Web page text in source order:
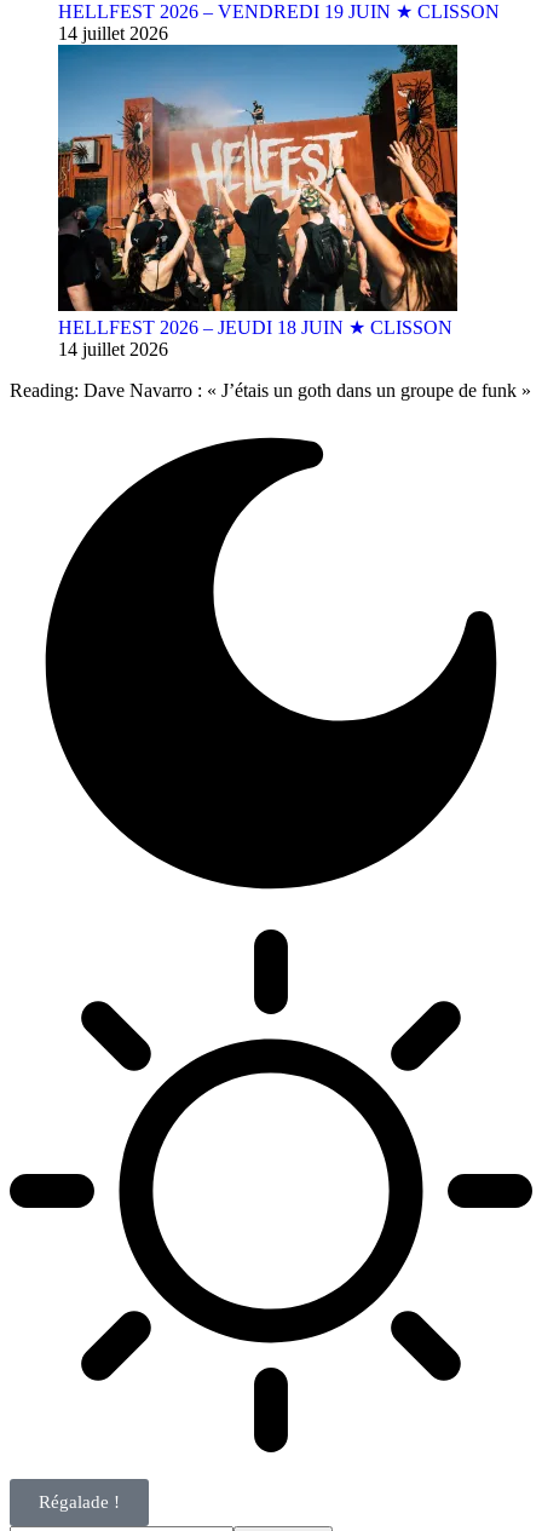
HELLFEST 2026 – VENDREDI 19 JUIN ★ CLISSON
14 juillet 2026
HELLFEST 2026 – JEUDI 18 JUIN ★ CLISSON
14 juillet 2026
Reading: Dave Navarro : « J’étais un goth dans un groupe de funk »
Régalade !